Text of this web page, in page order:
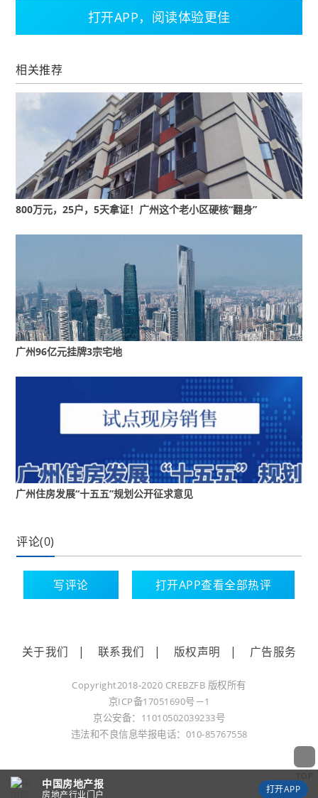
碳等技术指引，修订装配式建筑评价标准，推行
BIM标准化设计。
试点示范同步推进，支持海珠、天河、白云等区
创建试点区，打造标杆项目与“好房子”科技公园；
新建住房打造不少于20个样板项目，老房子改造
试点不少于10个，同步开展设计竞赛、发布案例
集。
全流程管控机制持续健全，土地出让、设计、施
工、验收各环节嵌入“好房子”要求，搭建智慧监管
平台，落实建设单位质量首要责任，推进房屋体
检、安全管理资金、质量安全保险三项制度试
点，提升物业服务与应急处置能力。
政策与金融支持加码，探索税费优惠、审批便利
化等举措，发展全过程咨询与建筑师负责制；金
融机构为“好房子”提供多元服务，公积金支持缴存
人购买“好房子”，同时优化公共服务设施布局，精
准配置全生命周期服务设施。
科技创新与产业升级提速，支持“四好”相关科研攻
关与成果转化，推动建筑绿色低碳转型，推广绿
色建材与“建筑+光伏”应用，培育现代化建筑产业
链，让新技术、新材料赋能住房品质提升。
聚共建合力，打造宜居宜业的城市人居新样板，
切实提升市民居住获得感与幸福感。
打开APP，阅读体验更佳
相关推荐
800万元，25户，5天拿证！广州这个老小区硬核“翻身”
广州96亿元挂牌3宗宅地
广州住房发展“十五五”规划公开征求意见
评论(0)
写评论 打开APP查看全部热评
关于我们 | 联系我们 | 版权声明 | 广告服务
Copyright2018-2020 CREBZFB 版权所有
京ICP备17051690号－1
京公安备：11010502039233号
违法和不良信息举报电话：010-85767558
中国房地产报
房地产行业门户 打开APP